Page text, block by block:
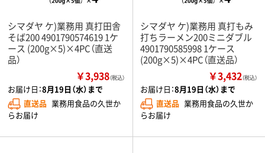
シマダヤ ケ)業務用 真打田舎
そば200 4901790574619 1ケ
ース (200g×5)×4PC（直送
品）
￥3,938（税込）
お届け日：8月19日（水）まで
直送品 業務用食品の久世か
らお届け
シマダヤ ケ)業務用 真打もみ
打ちラーメン200ミニダブル
4901790585998 1ケース
(200g×5)×4PC（直送品）
￥3,432（税込）
お届け日：8月19日（水）まで
直送品 業務用食品の久世か
らお届け